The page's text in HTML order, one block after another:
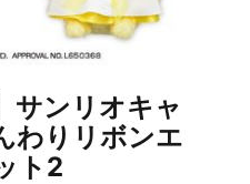
サンリオキャ
りリボンエ
ト2